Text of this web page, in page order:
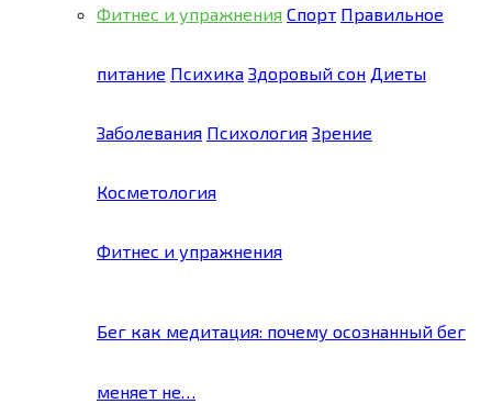
Фитнес и упражнения Спорт Правильное
питание Психика Здоровый сон Диеты
Заболевания Психология Зрение
Косметология
Фитнес и упражнения
Бег как медитация: почему осознанный бег
меняет не…